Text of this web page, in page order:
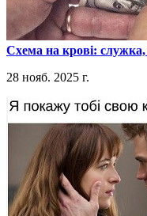
​Схема на крові:
28 нояб. 2025 г.